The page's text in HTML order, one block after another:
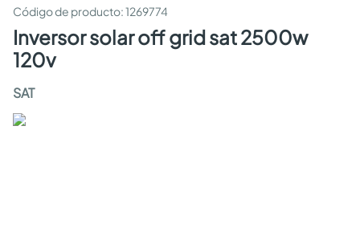
:1269774
inversor solar off grid sat 2500w
120v
SAT
sanitarios
comedor
escritorio
armarios closet
comedores